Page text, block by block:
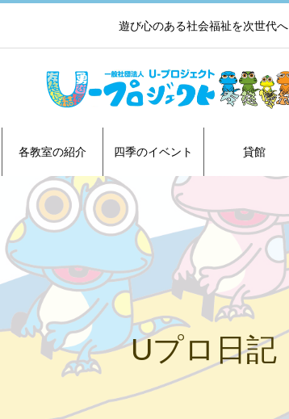
遊び心のある社会福祉を次世代へ
各教室の紹介 四季のイベント 貸館
Uプロ日記